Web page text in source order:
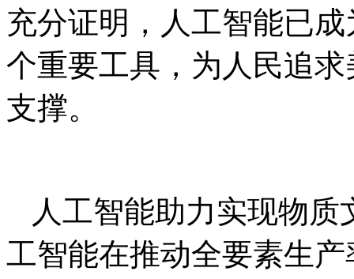
充分证明，人工智能已
个重要工具，为人民追
支撑。
人工智能助力实现物
工智能在推动全要素生